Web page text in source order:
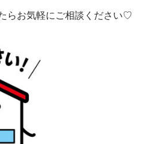
らお気軽にご相談ください♡